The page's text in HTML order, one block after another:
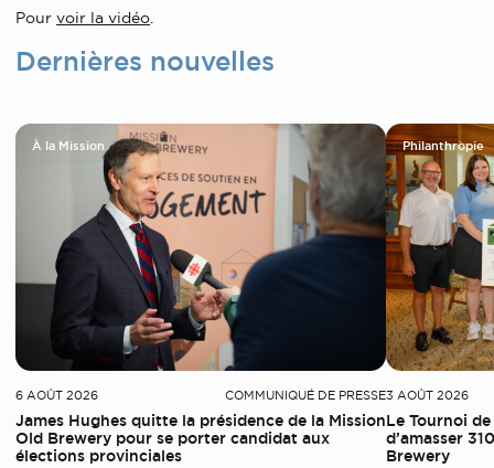
Pour voir la vidéo.
Dernières nouvelles
À la Mission
6 AOÛT 2026 COMMUNIQUÉ DE PRESSE
James Hughes quitte la présidence de la Mission
Old Brewery pour se porter candidat aux
élections provinciales
Philanthropie
3 AOÛT 2026
Le Tournoi
d’amasser
Brewery